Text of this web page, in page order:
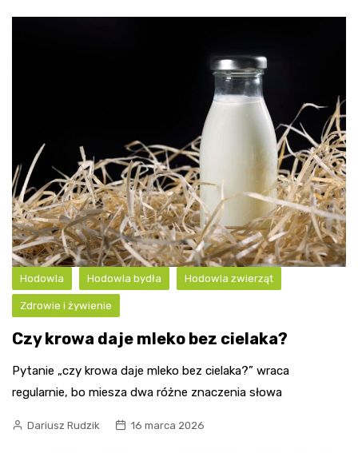
Hodowla Hodowla bydła Hodowla zwierząt
Zdrowie i żywienie
Czy krowa daje mleko bez cielaka?
Pytanie „czy krowa daje mleko bez cielaka?” wraca
regularnie, bo miesza dwa różne znaczenia słowa
Dariusz Rudzik 16 marca 2026